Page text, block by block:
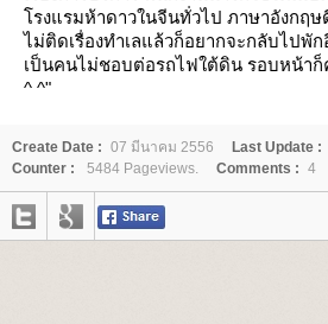
รงแรมห้าดาวในจีนทั่วไป ภาษาอังกฤษ
ไม่ติดเรื่องทำเลแล้วก็อยากจะกลับไปพั
เป็นคนไม่ชอบต่อรถไฟใต้ดิน รอบหน้าก็
^ ^"
Create Date : 07 มีนาคม 2556 Last Update :
Counter :
5484 Pageviews. Comments : 4